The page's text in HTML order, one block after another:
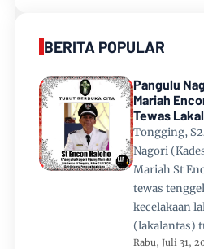
BERITA POPULAR
Pangulu
Mariah
Tewas
Terjun ke
Tongging
Tongging,
Nagori
Mariah St
tewas
kecelakaan
(lakalantas)
Rabu, Juli 31,